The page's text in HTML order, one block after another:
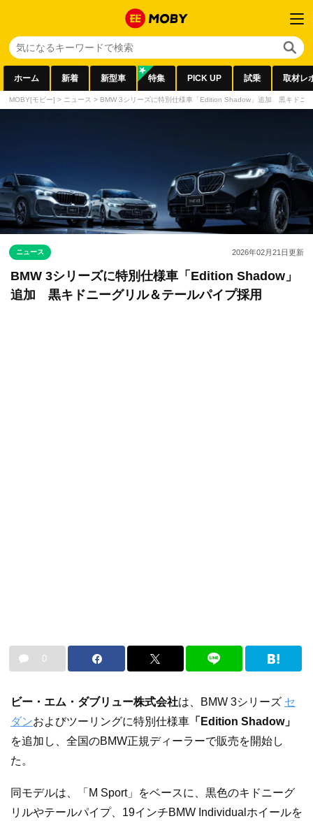
ホーム 新着 新型車 特集 PICK UP 試乗 取材レ
MOBY[モビー] > ニュース > BMW 3シリーズに特別仕様車「Edition Shadow」追加 黒キドニ
ニュース 2026年02月21日更新
BMW 3シリーズに特別仕様車「Edition Shadow」
追加 黒キドニーグリル＆テールパイプ採用
0
ビー・エム・ダブリュー株式会社は、BMW 3シリーズ セ
ダンおよびツーリングに特別仕様車 「Edition Shadow」
を追加し、全国のBMW正規ディーラーで販売を開始し
た。
同モデルは、「M Sport」をベースに、黒色のキドニーグ
リルやテールパイプ、19インチBMW Individualホイールを